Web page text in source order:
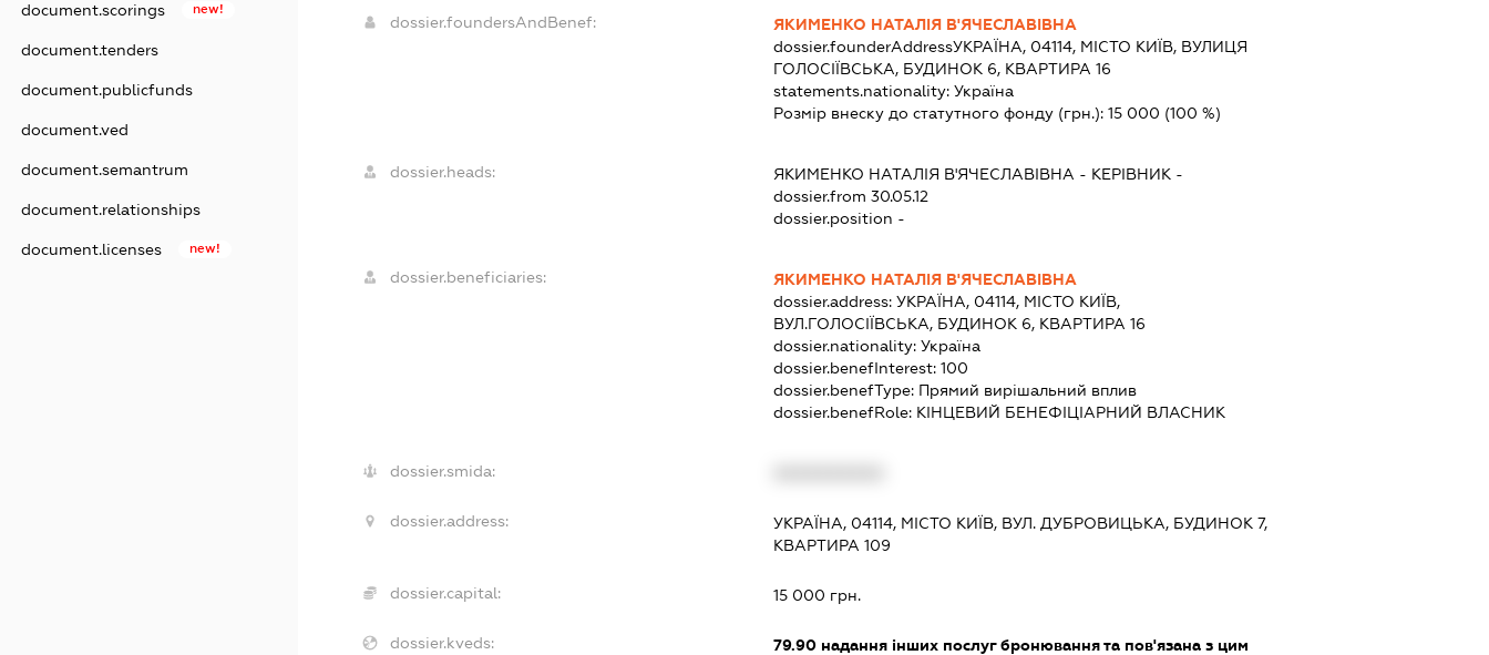
document.scorings new!
document.tenders
document.publicfunds
document.ved
document.semantrum
document.relationships
document.licenses new!
dossier.foundersAndBenef:
ЯКИМЕНКО НАТАЛІЯ В'ЯЧЕСЛАВІВНА
dossier.founderAddressУКРАЇНА, 04114, МІСТО КИЇВ, ВУЛИЦЯ
ГОЛОСІЇВСЬКА, БУДИНОК 6, КВАРТИРА 16
statements.nationality: Україна
Розмір внеску до статутного фонду (грн.): 15 000 (100 %)
dossier.heads: ЯКИМЕНКО НАТАЛІЯ В'ЯЧЕСЛАВІВНА - КЕРІВНИК -
dossier.from 30.05.12
dossier.position -
dossier.beneficiaries:
ЯКИМЕНКО НАТАЛІЯ В'ЯЧЕСЛАВІВНА
dossier.address: УКРАЇНА, 04114, МІСТО КИЇВ,
ВУЛ.ГОЛОСІЇВСЬКА, БУДИНОК 6, КВАРТИРА 16
dossier.nationality: Україна
dossier.benefInterest: 100
dossier.benefType: Прямий вирішальний вплив
dossier.benefRole: КІНЦЕВИЙ БЕНЕФІЦІАРНИЙ ВЛАСНИК
dossier.smida:
dossier.address:
УКРАЇНА, 04114, МІСТО КИЇВ, ВУЛ. ДУБРОВИЦЬКА, БУДИНОК 7,
КВАРТИРА 109
dossier.capital: 15 000 грн.
dossier.kveds: 79.90надання інших послуг бронювання та пов'язана з цим